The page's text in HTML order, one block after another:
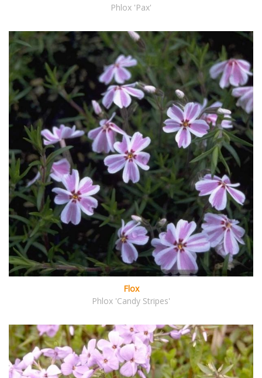
Phlox 'Pax'
Flox
Phlox 'Candy Stripes'